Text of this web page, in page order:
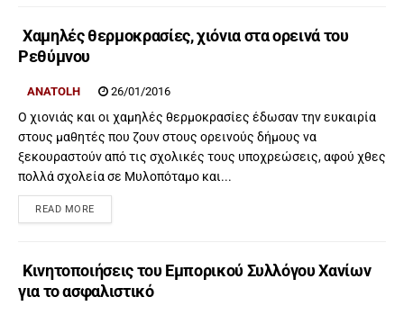
Χαμηλές θερμοκρασίες, χιόνια στα ορεινά του
Ρεθύμνου
ANATOLH 26/01/2016
Ο χιονιάς και οι χαμηλές θερμοκρασίες έδωσαν την ευκαιρία
στους μαθητές που ζουν στους ορεινούς δήμους να
ξεκουραστούν από τις σχολικές τους υποχρεώσεις, αφού χθες
πολλά σχολεία σε Μυλοπόταμο και...
READ MORE
Κινητοποιήσεις του Εμπορικού Συλλόγου Χανίων
για το ασφαλιστικό